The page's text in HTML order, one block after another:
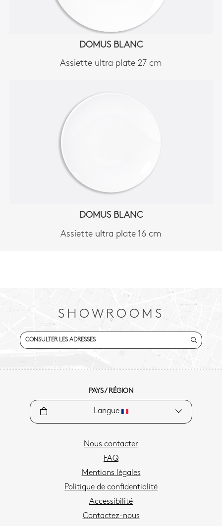
DOMUS BLANC
Assiette ultra plate 27 cm
DOMUS BLANC
Assiette ultra plate 16 cm
SHOWROOMS
CONSULTER LES ADRESSES
PAYS / RÉGION
Langue
Nous contacter
FAQ
Mentions légales
Politique de confidentialité
Accessibilité
Contactez-nous